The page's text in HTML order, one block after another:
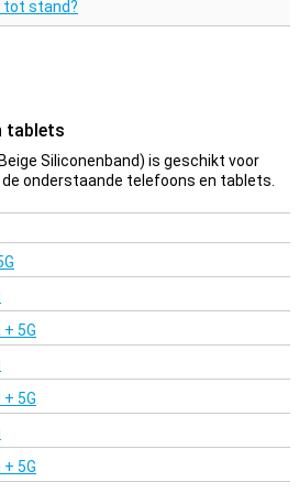
zoals animated on-screen workouts,
kun je met de ingebouwde
Bekijk foto's, ontvang smart
met de Garmin Connect app van
dagen batterijduur in de smartwatch-
hoeft op te laden en meer tijd hebt
tot stand?
tablets
Siliconenband) is geschikt voor
onderstaande telefoons en tablets.
5G
5G
5G